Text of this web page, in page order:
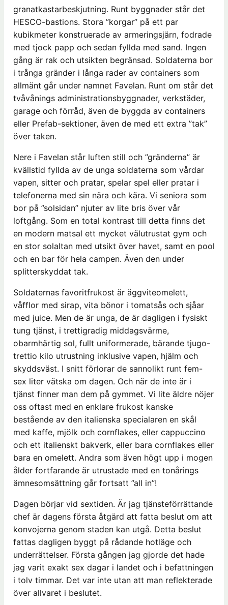
granatkastarbeskjutning. Runt byggnader står det
HESCO-bastions. Stora ”korgar” på ett par
kubikmeter konstruerade av armeringsjärn, fodrade
med tjock papp och sedan fyllda med sand. Ingen
gång är rak och utsikten begränsad. Soldaterna bor
i trånga gränder i långa rader av containers som
allmänt går under namnet Favelan. Runt om står det
tvåvånings administrationsbyggnader, verkstäder,
garage och förråd, även de byggda av containers
eller Prefab-sektioner, även de med ett extra ”tak”
över taken.
Nere i Favelan står luften still och ”gränderna” är
kvällstid fyllda av de unga soldaterna som vårdar
vapen, sitter och pratar, spelar spel eller pratar i
telefonerna med sin nära och kära. Vi seniora som
bor på ”solsidan” njuter av lite bris över vår
loftgång. Som en total kontrast till detta finns det
en modern matsal ett mycket välutrustat gym och
en stor solaltan med utsikt över havet, samt en pool
och en bar för hela campen. Även den under
splitterskyddat tak.
Soldaternas favoritfrukost är äggviteomelett,
våfflor med sirap, vita bönor i tomatsås och sjåar
med juice. Men de är unga, de är dagligen i fysiskt
tung tjänst, i trettigradig middagsvärme,
obarmhärtig sol, fullt uniformerade, bärande tjugo-
trettio kilo utrustning inklusive vapen, hjälm och
skyddsväst. I snitt förlorar de sannolikt runt fem-
sex liter vätska om dagen. Och när de inte är i
tjänst finner man dem på gymmet. Vi lite äldre nöjer
oss oftast med en enklare frukost kanske
bestående av den italienska specialaren en skål
med kaffe, mjölk och cornflakes, eller cappuccino
och ett italienskt bakverk, eller bara cornflakes eller
bara en omelett. Andra som även högt upp i mogen
ålder fortfarande är utrustade med en tonårings
ämnesomsättning går fortsatt ”all in”!
Dagen börjar vid sextiden. Är jag tjänsteförrättande
chef är dagens första åtgärd att fatta beslut om att
konvojerna genom staden kan utgå. Detta beslut
fattas dagligen byggt på rådande hotläge och
underrättelser. Första gången jag gjorde det hade
jag varit exakt sex dagar i landet och i befattningen
i tolv timmar. Det var inte utan att man reflekterade
över allvaret i beslutet.